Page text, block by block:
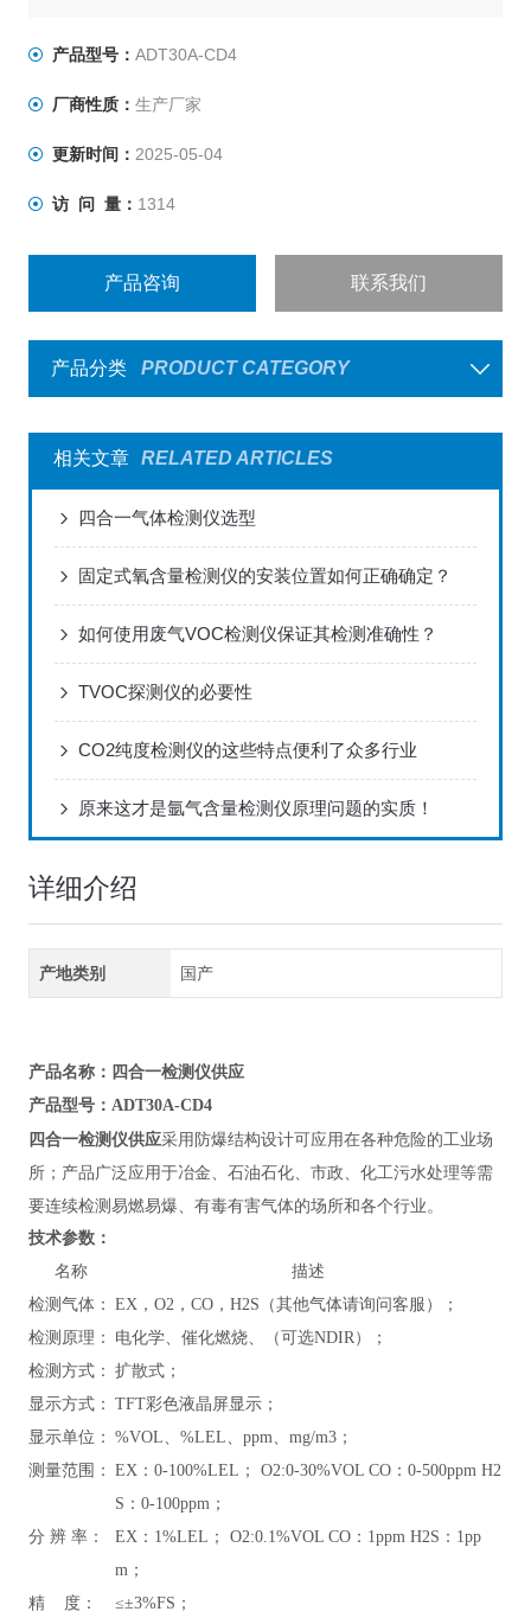
产品型号： ADT30A-CD4
厂商性质： 生产厂家
更新时间： 2025-05-04
访 问 量： 1314
产品咨询 联系我们
产品分类 PRODUCT CATEGORY
相关文章 RELATED ARTICLES
四合一气体检测仪选型
固定式氧含量检测仪的安装位置如何正确确定？
如何使用废气VOC检测仪保证其检测准确性？
TVOC探测仪的必要性
CO2纯度检测仪的这些特点便利了众多行业
原来这才是氩气含量检测仪原理问题的实质！
详细介绍
产地类别 国产
产品名称： 四合一检测仪供应
产品型号：ADT30A-CD4
四合一检测仪供应采用防爆结构设计可应用在各种危险的工业场
所；产品广泛应用于冶金、石油石化、市政、化工污水处理等需
要连续检测易燃易爆、有毒有害气体的场所和各个行业。
技术参数：
名称
描述
检测气体： EX，O2，CO，H2S（其他气体请询问客服）；
检测原理：
电化学、催化燃烧、（可选NDIR）；
检测方式： 扩散式；
显示方式： TFT彩色液晶屏显示；
显示单位： %VOL、%LEL、ppm、mg/m3；
测量范围： EX：0-100%LEL； O2:0-30%VOL CO：0-500ppm H2
S：0-100ppm；
分 辨 率：
EX：1%LEL； O2:0.1%VOL CO：1ppm H2S：1pp
m；
精 度：
≤±3%FS；